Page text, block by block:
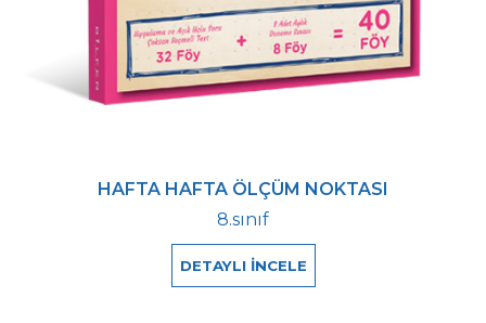
HAFTA HAFTA ÖLÇÜM NOKTASI
8.sınıf
DETAYLI İNCELE